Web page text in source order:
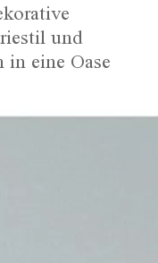
und
in eine Oase